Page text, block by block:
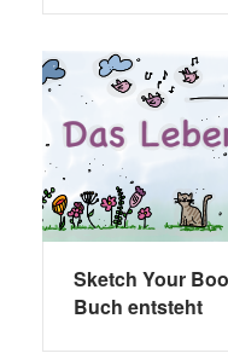
Sketch Your
Buch entsteht